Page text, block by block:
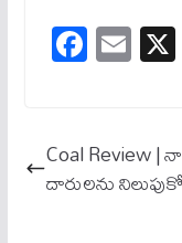
Fa
ce
ok
E
m
Coal Review
దారులను